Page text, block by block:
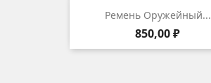
Ремень Оружейный...
Цена
850,00 ₽